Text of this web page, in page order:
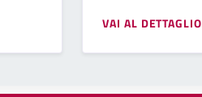
VAI AL DETTAGLIO